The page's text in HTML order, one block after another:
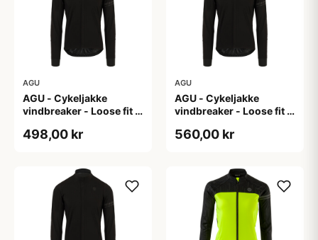
AGU
AGU - Cykeljakke
vindbreaker - Loose fit -
498,00 kr
AGU
AGU - Cykeljakke
vindbreaker - Loose fit -
560,00 kr